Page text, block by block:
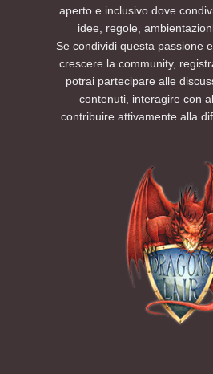
aperto e inclusivo dove
idee, regole,
Se condividi questa passione
crescere la community,
potrai partecipare alle
contenuti, interagire con
contribuire attivamente alla